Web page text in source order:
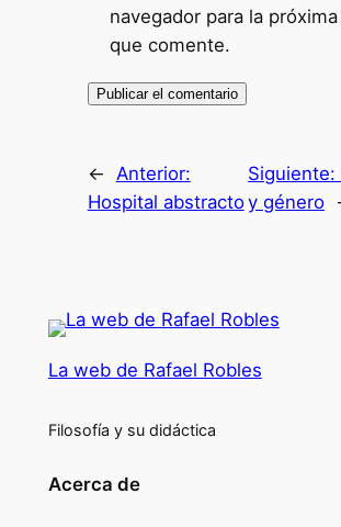
navegador para la
que comente.
←
Anterior:
Hospital abstracto
Siguiente:
y género
La web de Rafael Robles
Filosofía y su didáctica
Acerca de